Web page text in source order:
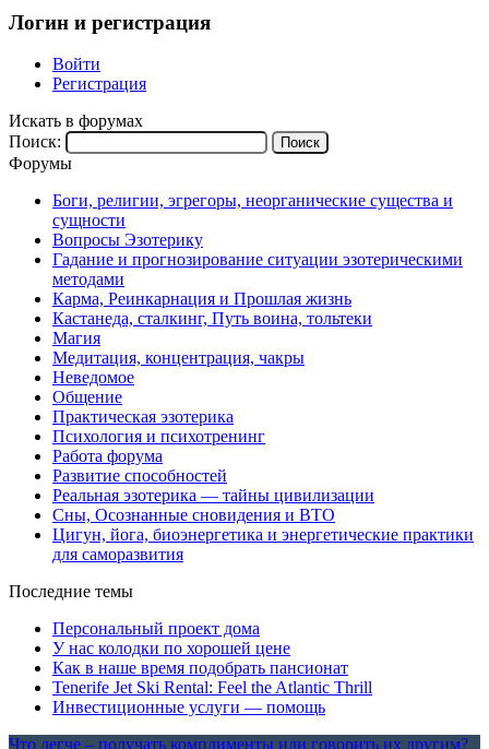
Логин и регистрация
Войти
Регистрация
Искать в форумах
Поиск:
Форумы
Боги, религии, эгрегоры, неорганические существа и
сущности
Вопросы Эзотерику
Гадание и прогнозирование ситуации эзотерическими
методами
Карма, Реинкарнация и Прошлая жизнь
Кастанеда, сталкинг, Путь воина, тольтеки
Магия
Медитация, концентрация, чакры
Неведомое
Общение
Практическая эзотерика
Психология и психотренинг
Работа форума
Развитие способностей
Реальная эзотерика — тайны цивилизации
Сны, Осознанные сновидения и ВТО
Цигун, йога, биоэнергетика и энергетические практики
для саморазвития
Последние темы
Персональный проект дома
У нас колодки по хорошей цене
Как в наше время подобрать пансионат
Tenerife Jet Ski Rental: Feel the Atlantic Thrill
Инвестиционные услуги — помощь
Что легче – получать комплименты или говорить их другим?